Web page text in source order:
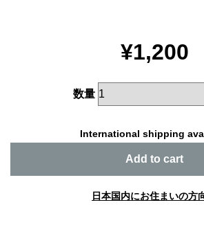
¥1,200
数量
International shipping
Add to cart
日本国内にお住まいの方